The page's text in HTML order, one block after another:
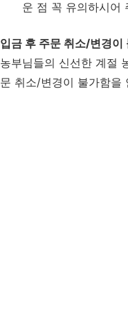
운 점 꼭 유의하시어
입금 후 주문 취소/변경이
농부님들의 신선한 계절
문 취소/변경이 불가함을